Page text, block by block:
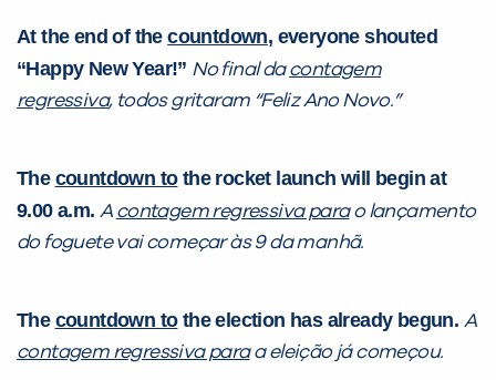
At the end of thecountdown, everyone shouted
“Happy New Year!” No final dacontagem
regressiva, todos gritaram “Feliz Ano Novo.”
The countdown tothe rocket launch will begin at
9.00 a.m.A contagem regressiva parao lançamento
do foguete vai começar às 9 da manhã.
The countdown tothe election has already begun. A
contagem regressiva paraa eleição já começou.
já vamos te colocar em contato
com a:
Você é aluno inFlux?
Sim Não